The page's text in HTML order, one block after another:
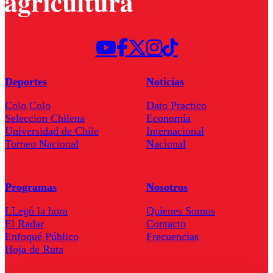
Deportes
Colo Colo
Seleccion Chilena
Universidad de Chile
Torneo Nacional
Noticias
Dato Practico
Economía
Internacional
Nacional
Programas
LLegó la hora
El Radar
Enfoqué Público
Hoja de Ruta
Nosotros
Quienes Somos
Contacto
Frecuencias